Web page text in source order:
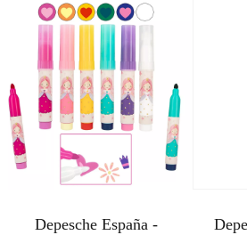
Depesche España -